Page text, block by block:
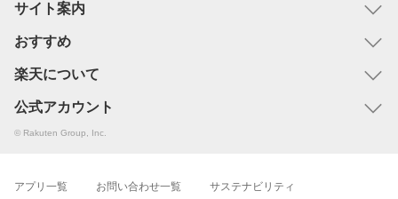
サイト案内
おすすめ
楽天について
公式アカウント
© Rakuten Group, Inc.
アプリ一覧 お問い合わせ一覧 サステナビリティ